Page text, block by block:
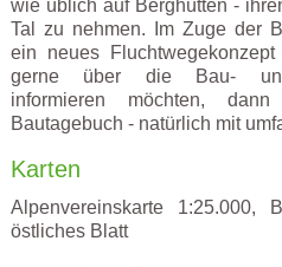
wie üblich auf Berghütten -
Tal zu nehmen. Im Zuge der
ein neues
gerne über die Bau- und
informieren möchten,
Bautagebuch - natürlich mit
Karten
Alpenvereinskarte 1:25.000,
östliches Blatt